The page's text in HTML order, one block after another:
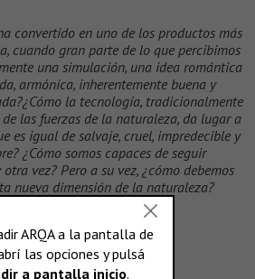
convertido en uno de los productos más
cuando gran parte de lo que percibimos
una simulación, una idea romántica
armónica, inherentemente buena y
la tecnología, tradicionalmente
las fuerzas de la naturaleza, da lugar a
es igual de salvaje, cruel, impredecible y
¿Cómo somos capaces de seguir
vez? Pero a su vez, ¿cómo debemos
nueva dimensión de la naturaleza?
>